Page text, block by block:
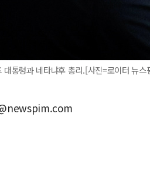
대통령과 네타냐후 총리.[사진=로이터 뉴스